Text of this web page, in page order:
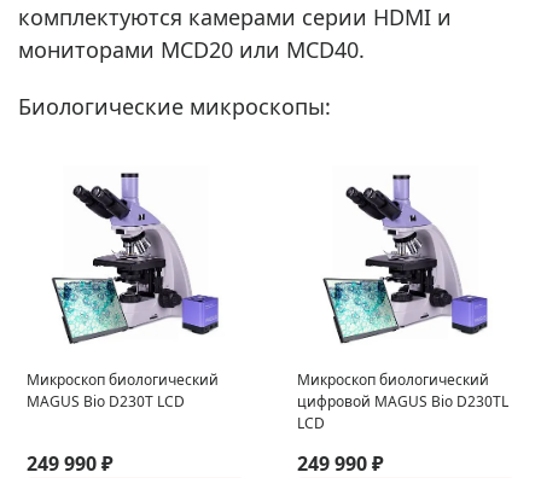
комплектуются камерами серии HDMI и
мониторами MCD20 или MCD40.
Биологические микроскопы:
Микроскоп биологический
MAGUS Bio D230T LCD
249 990 ₽
Микроскоп биологический
цифровой MAGUS Bio D230TL
LCD
249 990 ₽